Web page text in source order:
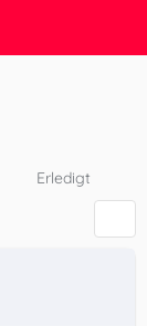
Erledigt